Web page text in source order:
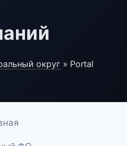
округ » Portal